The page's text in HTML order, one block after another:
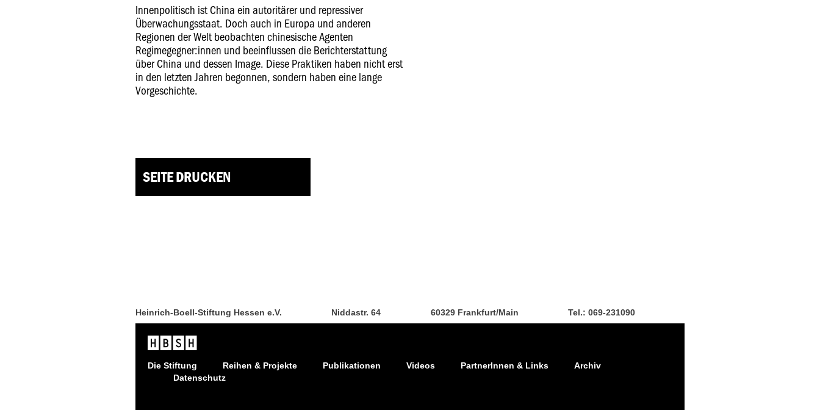
Innenpolitisch ist China ein autoritärer und repressiver
Überwachungsstaat. Doch auch in Europa und anderen
Regionen der Welt beobachten chinesische Agenten
Regimegegner:innen und beeinflussen die Berichterstattung
über China und dessen Image. Diese Praktiken haben nicht erst
in den letzten Jahren begonnen, sondern haben eine lange
Vorgeschichte.
SEITE DRUCKEN
Heinrich-Boell-Stiftung Hessen e.V. Niddastr. 64 60329 Frankfurt/Main Tel.: 069-231090
Die Stiftung Reihen & Projekte Publikationen Videos PartnerInnen & Links
Archiv
Datenschutz